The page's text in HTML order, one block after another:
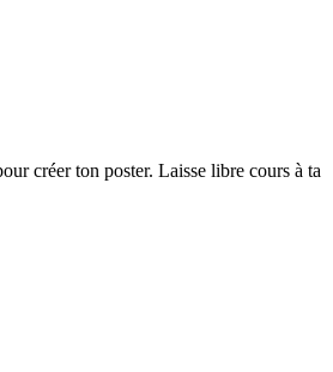
créer ton poster. Laisse libre cours à ta